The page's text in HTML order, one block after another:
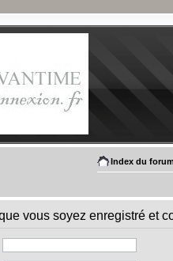
Index du
vous soyez enregistré et